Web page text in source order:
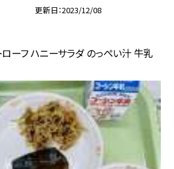
更新日 2023/12/08
ーフ ハニーサラダ のっぺい汁 牛乳